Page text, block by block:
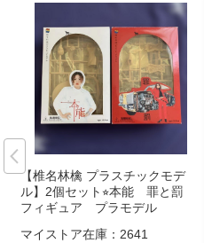
【椎名林檎 プラスチックモデ
ル】2個セット⭐︎本能 罪と罰
フィギュア プラモデル
マイストア在庫： 2641